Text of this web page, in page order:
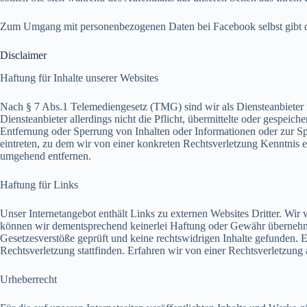
Zum Umgang mit personenbezogenen Daten bei Facebook selbst
Disclaimer
Haftung für Inhalte unserer Websites
Nach § 7 Abs.1 Telemediengesetz (TMG) sind wir als
Diensteanbieter allerdings nicht die Pflicht, übermittelte oder
Entfernung oder Sperrung von Inhalten oder Informationen oder zur
eintreten, zu dem wir von einer konkreten Rechtsverletzung Kenntnis
umgehend entfernen.
Haftung für Links
Unser Internetangebot enthält Links zu externen Websites Dritter.
können wir dementsprechend keinerlei Haftung oder Gewähr
Gesetzesverstöße geprüft und keine rechtswidrigen Inhalte
Rechtsverletzung stattfinden. Erfahren wir von einer
Urheberrecht